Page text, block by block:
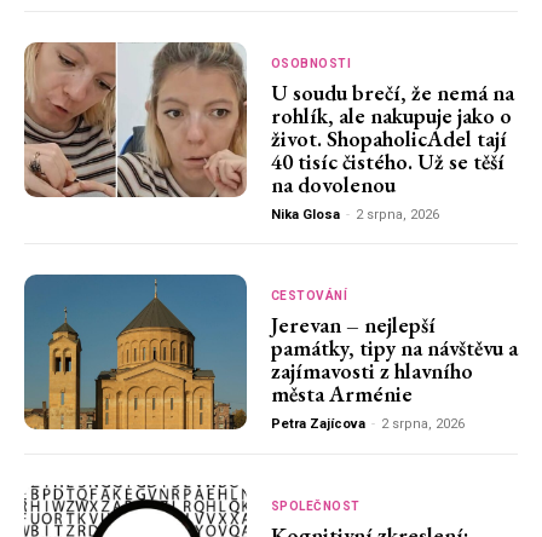
OSOBNOSTI
U soudu brečí, že nemá na
rohlík, ale nakupuje jako o
život. ShopaholicAdel tají
40 tisíc čistého. Už se těší
na dovolenou
Nika Glosa - 2 srpna, 2026
CESTOVÁNÍ
Jerevan – nejlepší
památky, tipy na návštěvu a
zajímavosti z hlavního
města Arménie
Petra Zajícova - 2 srpna, 2026
SPOLEČNOST